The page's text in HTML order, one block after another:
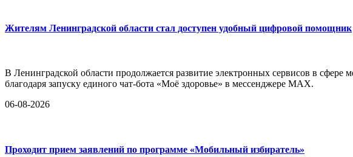
Жителям Ленинградской области стал доступен удобный цифровой помощник
В Ленинградской области продолжается развитие электронных сервисов в
благодаря запуску единого чат-бота «Моё здоровье» в мессенджере MAX.
06-08-2026
Проходит прием заявлений по программе «Мобильный избиратель»